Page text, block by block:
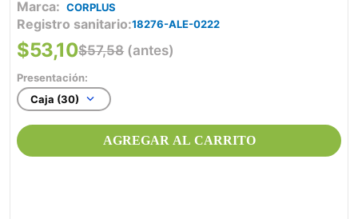
CORPLUS
Registro sanitario 18276-ALE-0222
$57,58 (antes)
$53,10
Presentación:
Caja (30)
AGREGAR AL CARRITO